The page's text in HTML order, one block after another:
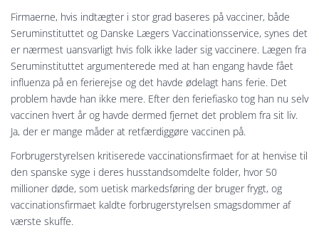
Firmaerne, hvis indtægter i stor grad baseres på vacciner, både
Seruminstituttet og Danske Lægers Vaccinationsservice, synes det
er nærmest uansvarligt hvis folk ikke lader sig vaccinere. Lægen fra
Seruminstituttet argumenterede med at han engang havde fået
influenza på en ferierejse og det havde ødelagt hans ferie. Det
problem havde han ikke mere. Efter den feriefiasko tog han nu selv
vaccinen hvert år og havde dermed fjernet det problem fra sit liv.
Ja, der er mange måder at retfærdiggøre vaccinen på.
Forbrugerstyrelsen kritiserede vaccinationsfirmaet for at henvise til
den spanske syge i deres husstandsomdelte folder, hvor 50
millioner døde, som uetisk markedsføring der bruger frygt, og
vaccinationsfirmaet kaldte forbrugerstyrelsen smagsdommer af
værste skuffe.